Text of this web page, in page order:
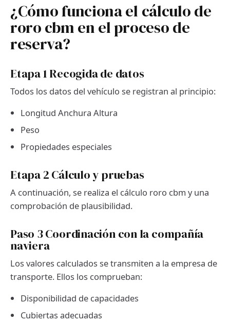
¿Cómo funciona el cálculo de
roro cbm en el proceso de
reserva?
Etapa 1 Recogida de datos
Todos los datos del vehículo se registran al principio:
Longitud Anchura Altura
Peso
Propiedades especiales
Etapa 2 Cálculo y pruebas
A continuación, se realiza el cálculo roro cbm y una
comprobación de plausibilidad.
Paso 3 Coordinación con la compañía
naviera
Los valores calculados se transmiten a la empresa de
transporte. Ellos los comprueban:
Disponibilidad de capacidades
Cubiertas adecuadas